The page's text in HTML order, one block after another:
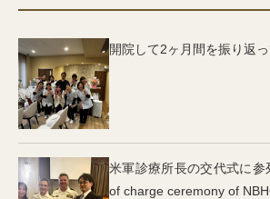
開院して2ヶ月間を振り返っ
米軍診療所長の交代式に
of charge ceremony of